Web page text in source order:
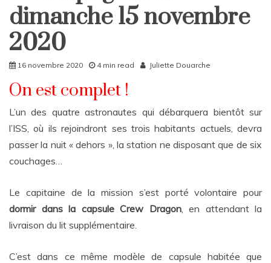
Rattrapages
Rattrapages
dimanche 15 novembre
2020
16 novembre 2020 4 min read Juliette Douarche
On est complet !
L’un des quatre astronautes qui débarquera bientôt sur
l’ISS, où ils rejoindront ses trois habitants actuels, devra
passer la nuit « dehors », la station ne disposant que de six
couchages…
Le capitaine de la mission s’est porté volontaire pour
dormir dans la capsule Crew Dragon, en attendant la
livraison du lit supplémentaire.
C’est dans ce même modèle de capsule habitée que